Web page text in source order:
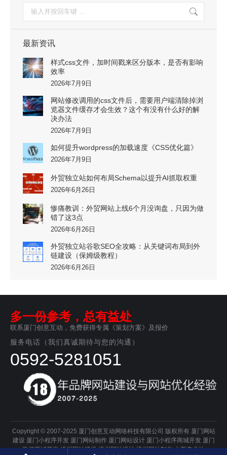
索：
最新资讯
样式css文件，加时间戳来区分版本，是否有影响
效率
2026年7月9日
网站修改调用的css文件后，需要用户端清除掉浏
览器文件缓存才会生效？这个有没有什么好的解
决办法
2026年7月9日
如何提升wordpress的加载速度《CSS优化篇》
2026年7月9日
外贸独立站如何布局Schema以提升AI抓取权重
2026年6月26日
惨痛教训：外贸网站上线6个月没询盘，只因为做
错了这3点
2026年6月26日
外贸独立站谷歌SEO全攻略：从关键词布局到外
链建设（保姆级教程）
2026年6月26日
多一份参考，总有益处
联系厦门创意互动，免费获得专属《策划方案》及报价
服务电话（我们真诚期待与您的沟通）
0592-5281051
Copyright © 2007-2025 厦门创意互动网络科技有限公司 版权所有 厦门网站
建设 厦门小程序开发 厦门网站制作 厦门网站设计 厦门小程序商城开发 厦门
微信商城开发 漳州网站建设 漳州网站设计 漳州网站制作 山西鑫业达